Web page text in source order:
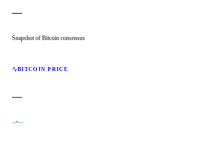
—
Snapshot of Bitcoin consensus
BITCOIN PRICE
—
—